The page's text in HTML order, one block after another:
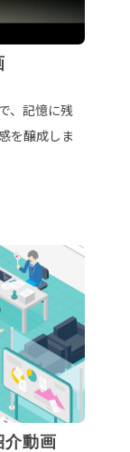
、記憶に残
を醸成しま
介動画